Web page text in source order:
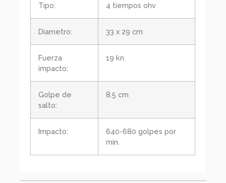
Tipo: 4 tiempos ohv
Diametro: 33 x 29 cm
Fuerza
impacto:
19 kn
Golpe de
salto:
8.5 cm
Impacto:
640-680 golpes por
min.